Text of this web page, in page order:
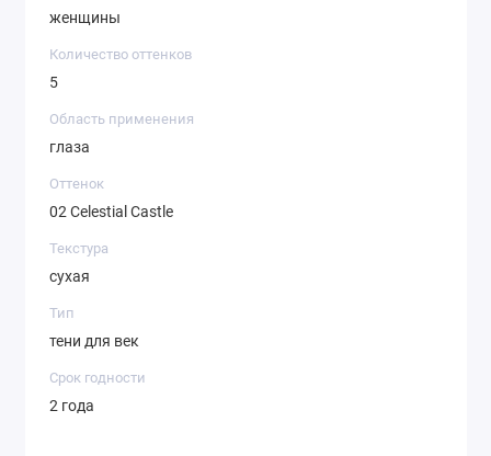
женщины
Количество оттенков
5
Область применения
глаза
Оттенок
02 Celestial Castle
Текстура
сухая
Тип
тени для век
Срок годности
2 года